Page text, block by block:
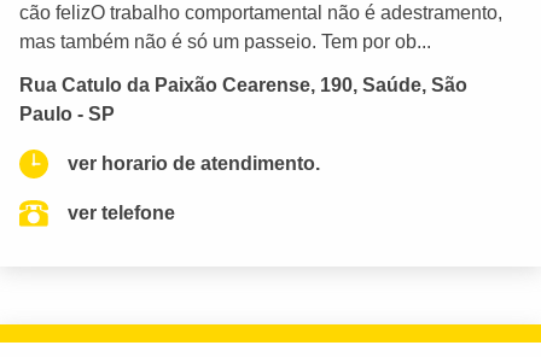
cão felizO trabalho comportamental não é adestramento,
mas também não é só um passeio. Tem por ob...
Rua Catulo da Paixão Cearense, 190, Saúde, São
Paulo - SP
ver horario de atendimento.
ver telefone